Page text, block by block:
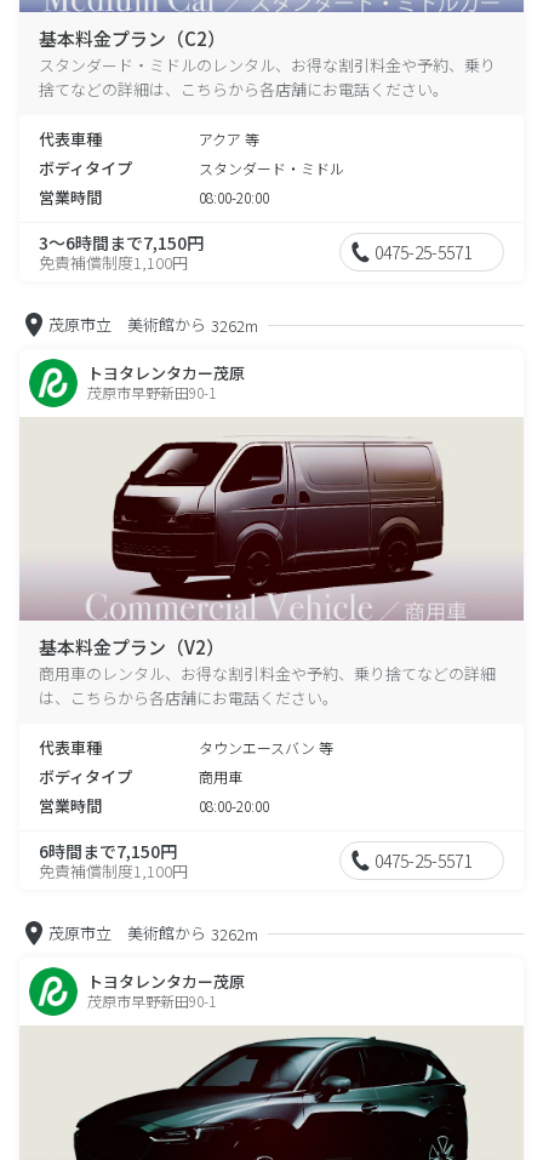
基本料金プラン（C2）
スタンダード・ミドルのレンタル、お得な割引料金や予約、乗り
捨てなどの詳細は、こちらから各店舗にお電話ください。
代表車種 アクア 等
ボディタイプ スタンダード・ミドル
営業時間 08:00-20:00
3～6時間まで7,150円
免責補償制度1,100円 0475-25-5571
茂原市立 美術館から 3262m
トヨタレンタカー茂原
茂原市早野新田90-1
基本料金プラン（V2）
商用車のレンタル、お得な割引料金や予約、乗り捨てなどの詳細
は、こちらから各店舗にお電話ください。
代表車種 タウンエースバン 等
ボディタイプ 商用車
営業時間 08:00-20:00
6時間まで7,150円
免責補償制度1,100円 0475-25-5571
茂原市立 美術館から 3262m
トヨタレンタカー茂原
茂原市早野新田90-1